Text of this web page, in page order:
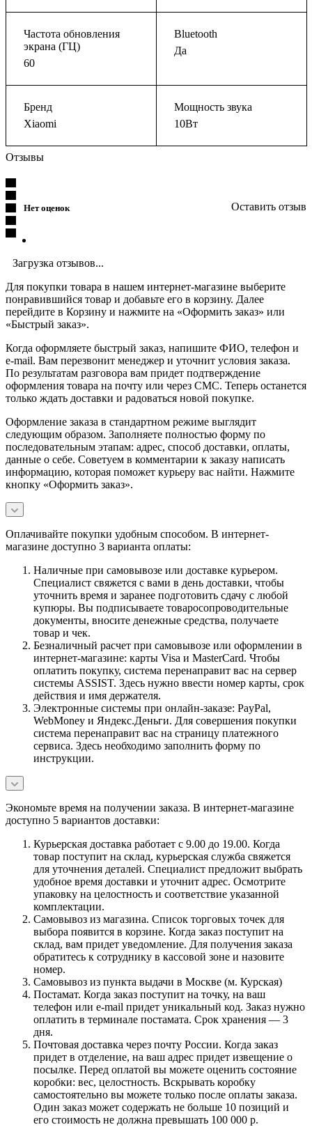
Частота обновления
экрана (ГЦ)
60
Bluetooth
Да
Бренд
Xiaomi
Мощность звука
10Вт
Отзывы
Нет оценок Оставить отзыв
Загрузка отзывов...
Для покупки товара в нашем интернет-магазине выберите
понравившийся товар и добавьте его в корзину. Далее
перейдите в Корзину и нажмите на «Оформить заказ» или
«Быстрый заказ».
Когда оформляете быстрый заказ, напишите ФИО, телефон и
e-mail. Вам перезвонит менеджер и уточнит условия заказа.
По результатам разговора вам придет подтверждение
оформления товара на почту или через СМС. Теперь останется
только ждать доставки и радоваться новой покупке.
Оформление заказа в стандартном режиме выглядит
следующим образом. Заполняете полностью форму по
последовательным этапам: адрес, способ доставки, оплаты,
данные о себе. Советуем в комментарии к заказу написать
информацию, которая поможет курьеру вас найти. Нажмите
кнопку «Оформить заказ».
Оплачивайте покупки удобным способом. В интернет-
магазине доступно 3 варианта оплаты:
Наличные при самовывозе или доставке курьером.
Специалист свяжется с вами в день доставки, чтобы
уточнить время и заранее подготовить сдачу с любой
купюры. Вы подписываете товаросопроводительные
документы, вносите денежные средства, получаете
товар и чек.
Безналичный расчет при самовывозе или оформлении в
интернет-магазине: карты Visa и MasterCard. Чтобы
оплатить покупку, система перенаправит вас на сервер
системы ASSIST. Здесь нужно ввести номер карты, срок
действия и имя держателя.
Электронные системы при онлайн-заказе: PayPal,
WebMoney и Яндекс.Деньги. Для совершения покупки
система перенаправит вас на страницу платежного
сервиса. Здесь необходимо заполнить форму по
инструкции.
Экономьте время на получении заказа. В интернет-магазине
доступно 5 вариантов доставки:
Курьерская доставка работает с 9.00 до 19.00. Когда
товар поступит на склад, курьерская служба свяжется
для уточнения деталей. Специалист предложит выбрать
удобное время доставки и уточнит адрес. Осмотрите
упаковку на целостность и соответствие указанной
комплектации.
Самовывоз из магазина. Список торговых точек для
выбора появится в корзине. Когда заказ поступит на
склад, вам придет уведомление. Для получения заказа
обратитесь к сотруднику в кассовой зоне и назовите
номер.
Самовывоз из пункта выдачи в Москве (м. Курская)
Постамат. Когда заказ поступит на точку, на ваш
телефон или e-mail придет уникальный код. Заказ нужно
оплатить в терминале постамата. Срок хранения — 3
дня.
Почтовая доставка через почту России. Когда заказ
придет в отделение, на ваш адрес придет извещение о
посылке. Перед оплатой вы можете оценить состояние
коробки: вес, целостность. Вскрывать коробку
самостоятельно вы можете только после оплаты заказа.
Один заказ может содержать не больше 10 позиций и
его стоимость не должна превышать 100 000 р.